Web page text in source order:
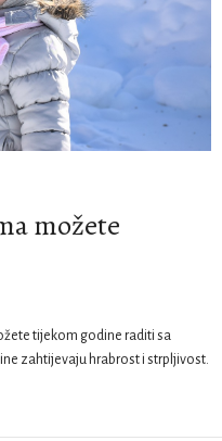
možete
tijekom godine raditi sa
zahtijevaju hrabrost i strpljivost.